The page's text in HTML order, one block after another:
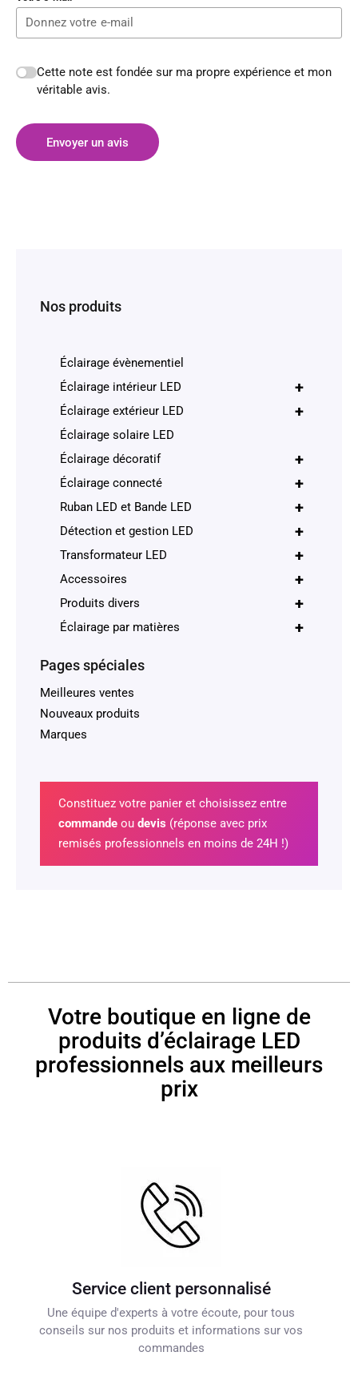
Cette note est fondée sur ma propre expérience et mon
véritable avis.
Envoyer un avis
Nos produits
Éclairage évènementiel
+
Éclairage intérieur LED
+
Éclairage extérieur LED
Éclairage solaire LED
+
Éclairage décoratif
+
Éclairage connecté
+
Ruban LED et Bande LED
+
Détection et gestion LED
+
Transformateur LED
+
Accessoires
+
Produits divers
+
Éclairage par matières
Pages spéciales
Meilleures ventes
Nouveaux produits
Marques
Constituez votre panier et choisissez entre
commandeou devis (réponse avec prix
remisés professionnels en moins de 24H !)
Votre boutique en ligne de
produits d’éclairage LED
professionnels aux meilleurs
prix
Service client personnalisé
Une équipe d'experts à votre écoute, pour tous
conseils sur nos produits et informations sur vos
commandes